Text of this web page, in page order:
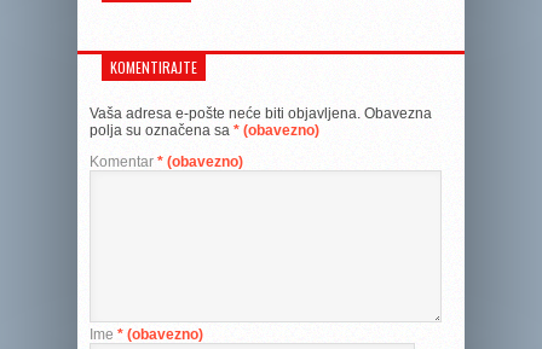
KOMENTIRAJTE
Vaša adresa e-pošte neće biti objavljena. Obavezna
polja su označena sa * (obavezno)
Komentar * (obavezno)
Ime * (obavezno)